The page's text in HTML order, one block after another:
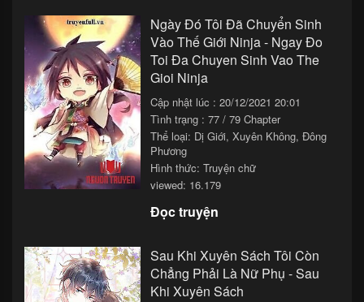
Chapter 79
27/11/2025 11:33
Chapter 78
27/11/2025 09:33
Chapter 77
Chapter 76
27/11/2025 05:33
Chapter 75
27/11/2025 03:33
Chapter 74
27/11/2025 01:33
Chapter 71
26/11/2025 19:33
Chapter 70
26/11/2025 17:33
Ngày Đó Tôi Đã Chuyển Sinh
Vào Thế Giới Ninja - Ngay Đo
Toi Đa Chuyen Sinh Vao The
Gioi Ninja
Cập nhật lúc : 20/12/2021 20:01
Tình trạng : 77 / 79 Chapter
Thể loại: Dị Giới, Xuyên Không, Đông
Phương
Hình thức: Truyện chữ
viewed: 16.179
Đọc truyện
Sau Khi Xuyên Sách Tôi Còn
Chẳng Phải Là Nữ Phụ - Sau
Khi Xuyên Sách